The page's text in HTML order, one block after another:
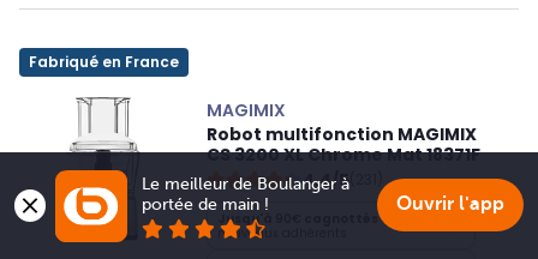
Fabriqué en France
MAGIMIX
Robot multifonction MAGIMIX
CS 3200 XL Chrome Mat 18371F
4,4/5
Jusqu'à
nouveaux adhérents
Le meilleur de Boulanger à
portée de main !
Ouvrir l'app